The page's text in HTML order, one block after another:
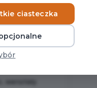
warsztaty
ciasteczka